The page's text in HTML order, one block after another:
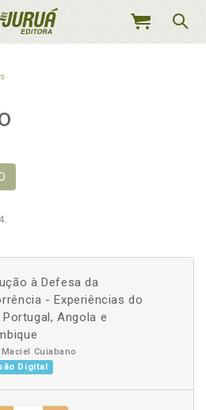
MEU
4.
à Defesa da
- Experiências do
Portugal, Angola e
Cuiabano
Digital